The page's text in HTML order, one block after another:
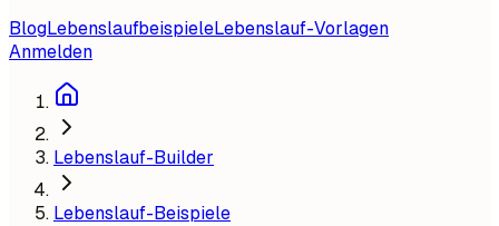
BlogLebenslaufbeispieleLebenslauf-Vorlagen
Anmelden
Lebenslauf-Builder
Lebenslauf-Beispiele